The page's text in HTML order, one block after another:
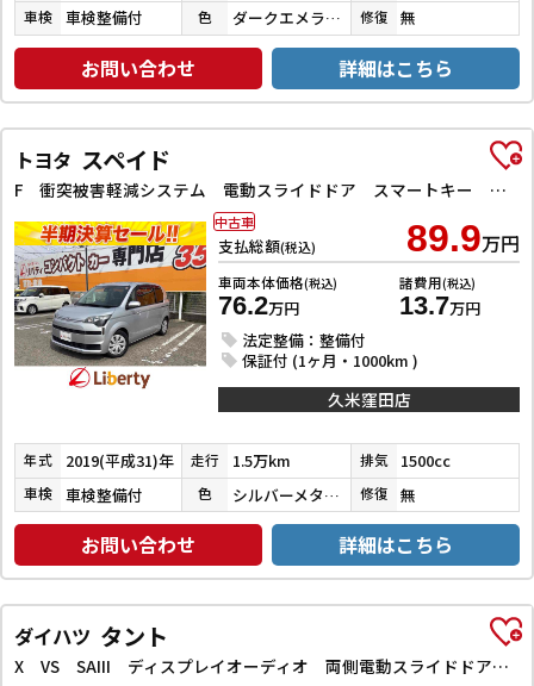
車検 車検整備付 色 ダークエメラルドマイカ 修復 無
お問い合わせ 詳細はこちら
トヨタ スペイド
F 衝突被害軽減システム 電動スライドドア スマートキー アイドリングストップ 電動格納ミラー ウォークスルー CVT 盗難防止システム 衝突安全ボディ ABS ESC
支払総額(税込) 89.9万円
車両本体価格(税込)
76.2万円
諸費用(税込)
13.7万円
法定整備：整備付
保証付 (1ヶ月・1000km )
中古車
久米窪田店
年式 2019(平成31)年 走行 1.5万km 排気 1500cc
車検 車検整備付 色 シルバーメタリック 修復 無
お問い合わせ 詳細はこちら
ダイハツ タント
X VS SAIII ディスプレイオーディオ 両側電動スライドドア 衝突被害軽減システム オートマチックハイビーム オートライト スマートキー アイドリングストップ 電動格納ミラー シートヒーター ベンチシート CVT